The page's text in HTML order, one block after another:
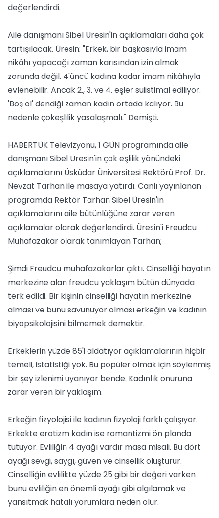
değerlendirdi.
Aile danışmanı Sibel Üresin'in açıklamaları daha çok
tartışılacak. Üresin; "Erkek, bir başkasıyla imam
nikâhı yapacağı zaman karısından izin almak
zorunda değil. 4'üncü kadına kadar imam nikâhıyla
evlenebilir. Ancak 2., 3. ve 4. eşler suiistimal ediliyor.
'Boş ol' dendiği zaman kadın ortada kalıyor. Bu
nedenle çokeşlilik yasalaşmalı." Demişti.
HABERTÜK Televizyonu, 1 GÜN programında aile
danışmanı Sibel Üresin'in çok eşlilik yönündeki
açıklamalarını Üsküdar Üniversitesi Rektörü Prof. Dr.
Nevzat Tarhan ile masaya yatırdı. Canlı yayınlanan
programda Rektör Tarhan Sibel Üresin'in
açıklamalarını aile bütünlüğüne zarar veren
açıklamalar olarak değerlendirdi. Üresin'i Freudcu
Muhafazakar olarak tanımlayan Tarhan;
Şimdi Freudcu muhafazakarlar çıktı. Cinselliği hayatın
merkezine alan freudcu yaklaşım bütün dünyada
terk edildi. Bir kişinin cinselliği hayatın merkezine
alması ve bunu savunuyor olması erkeğin ve kadının
biyopsikolojisini bilmemek demektir.
Erkeklerin yüzde 85'i aldatıyor açıklamalarının hiçbir
temeli, istatistiği yok. Bu popüler olmak için söylenmiş
bir şey izlenimi uyanıyor bende. Kadınlık onuruna
zarar veren bir yaklaşım.
Erkeğin fizyolojisi ile kadının fizyoloji farklı çalışıyor.
Erkekte erotizm kadın ise romantizmi ön planda
tutuyor. Evliliğin 4 ayağı vardır masa misali. Bu dört
ayağı sevgi, saygı, güven ve cinsellik oluşturur.
Cinselliğin evlilikte yüzde 25 gibi bir değeri varken
bunu evliliğin en önemli ayağı gibi algılamak ve
yansıtmak hatalı yorumlara neden olur.